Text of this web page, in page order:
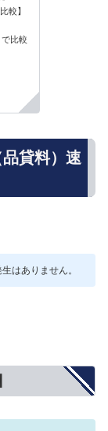
較】
比較
貸料）速
はありません。